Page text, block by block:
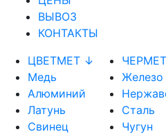
ВЫВОЗ
КОНТАКТЫ
ЦВЕТМЕТ ↓
Медь
Алюминий
Латунь
Свинец
Железо
Сталь
Чугун